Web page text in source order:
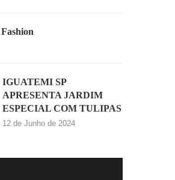
IGUATEMI SP
APRESENTA JARDIM
ESPECIAL COM TULIPAS
12 de Junho de 2024